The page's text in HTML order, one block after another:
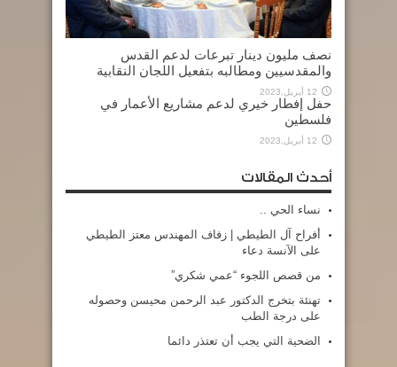
نصف مليون دينار تبرعات لدعم القدس
والمقدسيين ومطالبه بتفعيل اللجان النقابية
12 أبريل,2023
حفل إفطار خيري لدعم مشاريع الأعمار في
فلسطين
12 أبريل,2023
أحدث المقالات
نساء الحي ..
أفراح آل الطيطي | زفاف المهندس معتز الطيطي
على الآنسة دعاء
من قصص اللجوء “عمي شكري”
تهنئة بتخرج الدكتور عبد الرحمن محيسن وحصوله
على درجة الطب
الضحية التي يجب أن تعتذر دائما